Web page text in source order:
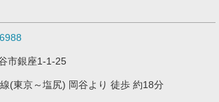
市銀座1-1-25
(東京～塩尻) 岡谷より 徒歩 約18分